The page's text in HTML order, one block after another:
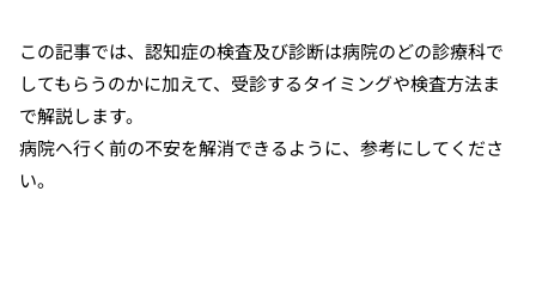
この記事では、認知症の検査及び診断は病院のどの診療科で
してもらうのかに加えて、受診するタイミングや検査方法ま
で解説します。
病院へ行く前の不安を解消できるように、参考にしてくださ
い。